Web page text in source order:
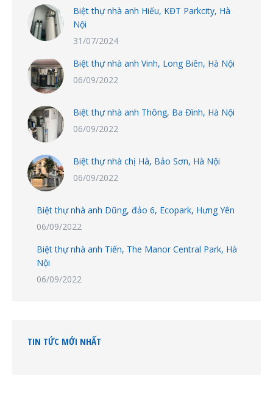
Biệt thự nhà anh Hiếu, KĐT Parkcity, Hà
Nội
31/07/2024
Biệt thự nhà anh Vinh, Long Biên, Hà Nội
06/09/2022
Biệt thự nhà anh Thông, Ba Đình, Hà Nội
06/09/2022
Biệt thự nhà chị Hà, Bảo Sơn, Hà Nội
06/09/2022
Biệt thự nhà anh Dũng, đảo 6, Ecopark, Hưng Yên
06/09/2022
Biệt thự nhà anh Tiến, The Manor Central Park, Hà
Nội
06/09/2022
TIN TỨC MỚI NHẤT